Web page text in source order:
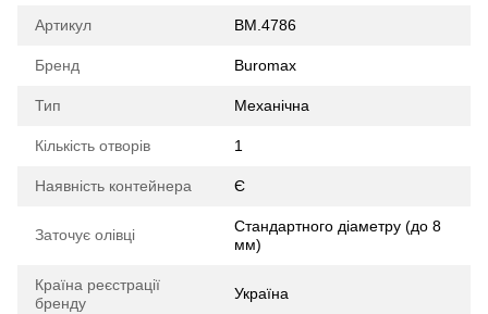
Артикул BM.4786
Бренд Buromax
Тип Механічна
Кількість отворів 1
Наявність контейнера Є
Заточує олівці
Стандартного діаметру (до 8
мм)
Країна реєстрації
бренду
Україна